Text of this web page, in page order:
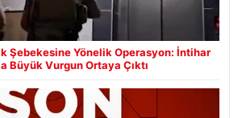
Şebekesine Yönelik Operasyon: İntihar
Büyük Vurgun Ortaya Çıktı